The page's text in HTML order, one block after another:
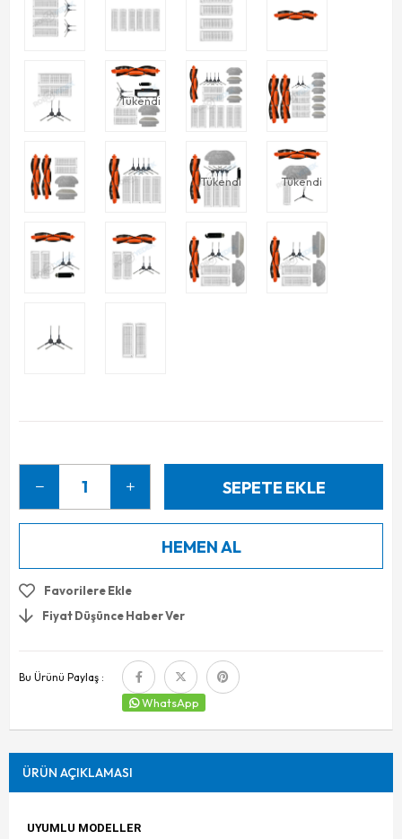
Tükendi
Tükendi Tükendi
Favorilere Ekle
Fiyat Düşünce Haber Ver
Bu Ürünü Paylaş :
WhatsApp
ÜRÜN AÇIKLAMASI
UYUMLU MODELLER